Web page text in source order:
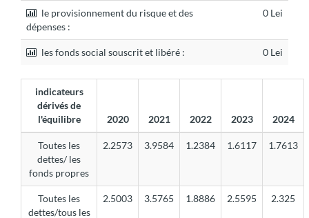
le provisionnement du risque et des
dépenses :
0 Lei
les fonds social souscrit et libéré : 0 Lei
indicateurs
dérivés de
l'équilibre
2020 2021 2022 2023 2024
Toutes les
dettes/ les
fonds propres
2.2573 3.9584 1.2384 1.6117 1.7613
Toutes les
dettes/tous les
2.5003 3.5765 1.8886 2.5595 2.325